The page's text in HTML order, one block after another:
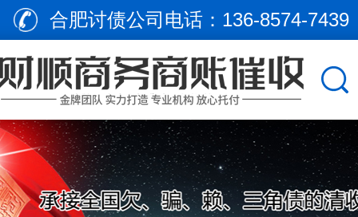
合肥讨债公司电话： 136-8574-7439